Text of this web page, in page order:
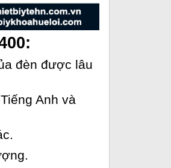
đèn được lâu
Anh và